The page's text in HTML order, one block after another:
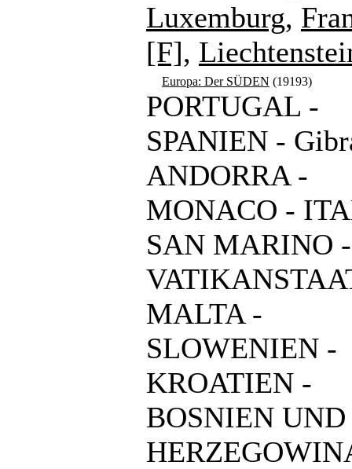
Luxemburg,
[F],
Europa: Der SÜDEN (19193)
PORTUGAL -
SPANIEN -
ANDORRA -
MONACO -
SAN MARINO -
MALTA -
SLOWENIEN -
KROATIEN -
BOSNIEN UND